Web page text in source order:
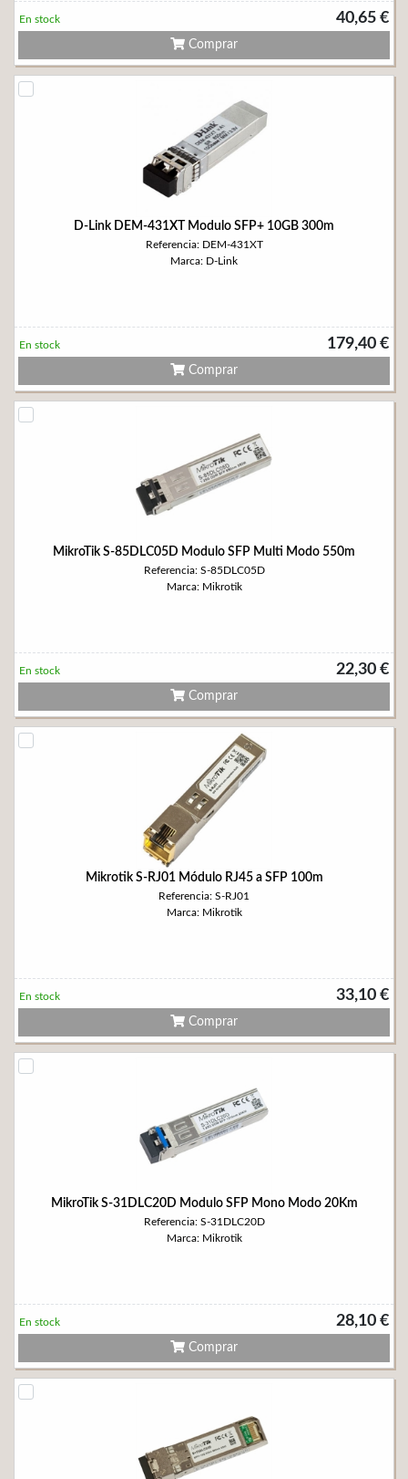
40,65 €
En stock
Comprar
D-Link DEM-431XT Modulo SFP+ 10GB 300m
Referencia: DEM-431XT
Marca: D-Link
179,40 €
En stock
Comprar
MikroTik S-85DLC05D Modulo SFP Multi Modo 550m
Referencia: S-85DLC05D
Marca: Mikrotik
22,30 €
En stock
Comprar
Mikrotik S-RJ01 Módulo RJ45 a SFP 100m
Referencia: S-RJ01
Marca: Mikrotik
33,10 €
En stock
Comprar
MikroTik S-31DLC20D Modulo SFP Mono Modo 20Km
Referencia: S-31DLC20D
Marca: Mikrotik
28,10 €
En stock
Comprar